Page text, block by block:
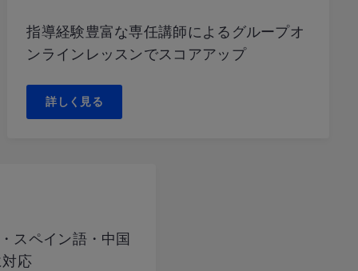
指導経験豊富な専任講師によるグループオ
ンラインレッスンでスコアアップ
詳しく見る
スペイン語・中国
応